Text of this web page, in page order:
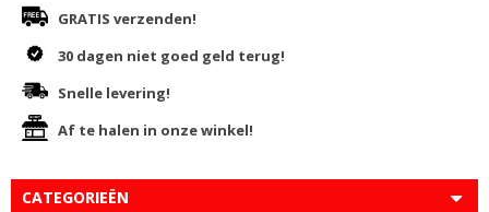
GRATIS verzenden!
30 dagen niet goed geld terug!
Snelle levering!
Af te halen in onze winkel!
CATEGORIEËN